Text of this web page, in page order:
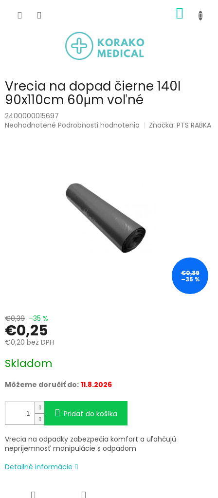
KOŠÍK
Vrecia na dopad čierne 140l
90x110cm 60μm voľné
2400000015697
Priemerné
Neohodnotené Podrobnosti hodnotenia Značka:PTS RABKA
€0,39
–35 %
€0,39 –35 %
€0,25
€0,20 bez DPH
cena:
Skladom
Môžeme doručiť do: 11.8.2026
Pridať do košíka
Vrecia na odpadky zabezpečia komfort a uľahčujú
nepríjemnosť manipulácie s odpadom
Detailné informácie